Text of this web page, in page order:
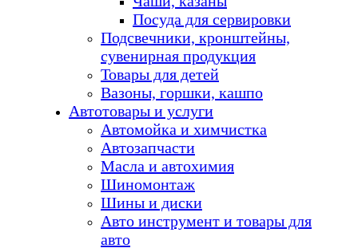
Посуда для сервировки
Подсвечники, кронштейны,
сувенирная продукция
Товары для детей
Вазоны, горшки, кашпо
Автотовары и услуги
Автомойка и химчистка
Автозапчасти
Масла и автохимия
Шиномонтаж
Шины и диски
Авто инструмент и товары для
авто